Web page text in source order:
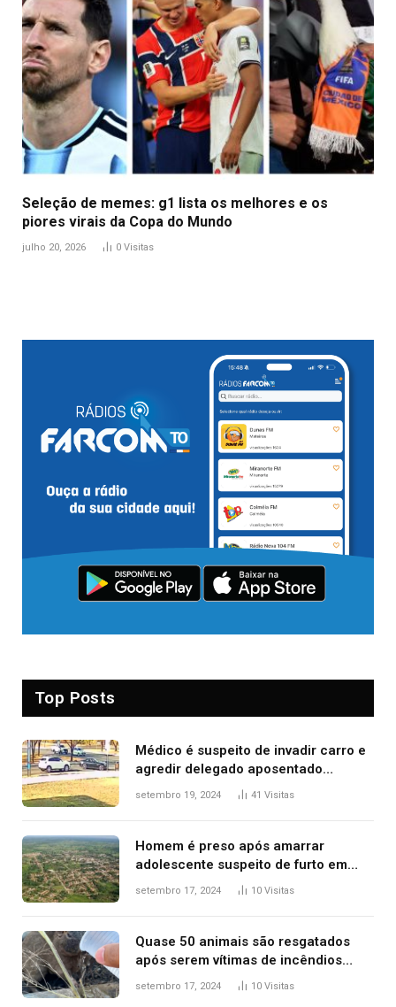
Seleção de memes: g1 lista os melhores e os
piores virais da Copa do Mundo
julho 20, 2026 0 Visitas
Top Posts
Médico é suspeito de invadir carro e
agredir delegado aposentado
durante confusão no trânsito
setembro 19, 2024 41 Visitas
Homem é preso após amarrar
adolescente suspeito de furto em
estaca de cerca e agredi-lo
setembro 17, 2024 10 Visitas
Quase 50 animais são resgatados
após serem vítimas de incêndios
florestais no Tocantins
setembro 17, 2024 10 Visitas